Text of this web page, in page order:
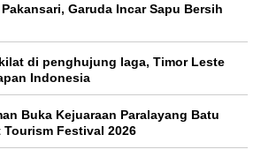
Garuda Incar Sapu Bersih
di penghujung laga, Timor Leste
Indonesia
Buka Kejuaraan Paralayang Batu
Festival 2026